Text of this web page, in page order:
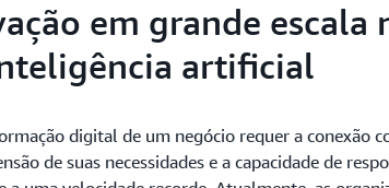
em grande escala
artificial
digital de um negócio requer a conexão
de suas necessidades e a capacidade de